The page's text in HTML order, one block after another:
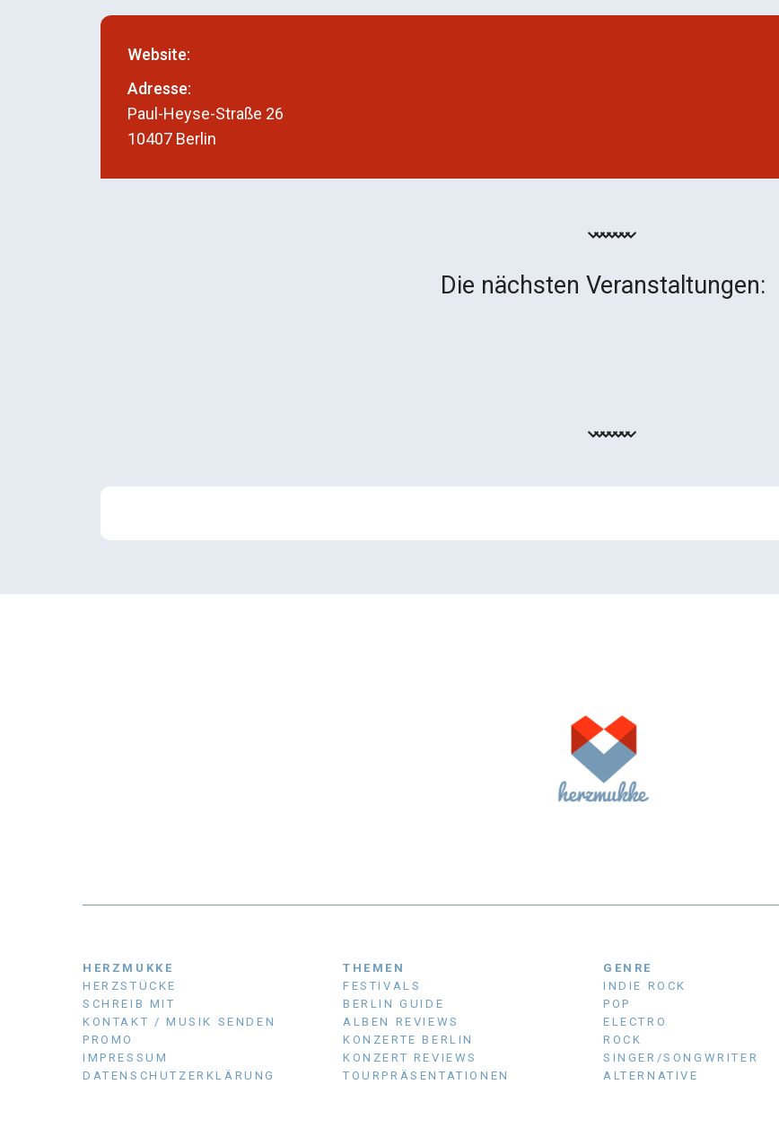
Website:
Adresse:
Paul-Heyse-Straße 26
10407 Berlin
Die nächsten Veranstaltungen:
HERZMUKKE
HERZSTÜCKE
SCHREIB MIT
KONTAKT / MUSIK SENDEN
PROMO
IMPRESSUM
DATENSCHUTZERKLÄRUNG
THEMEN
FESTIVALS
BERLIN GUIDE
ALBEN REVIEWS
KONZERTE BERLIN
KONZERT REVIEWS
TOURPRÄSENTATIONEN
GENRE
INDIE ROCK
POP
ELECTRO
ROCK
SINGER/SONGWRITER
ALTERNATIVE